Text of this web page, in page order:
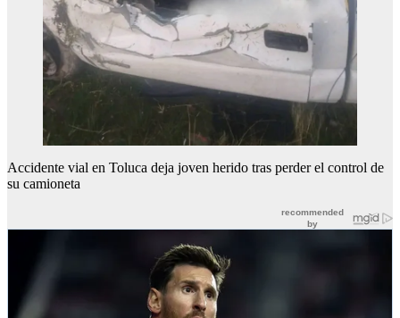
Accidente vial en Toluca deja joven herido tras perder el control de
su camioneta